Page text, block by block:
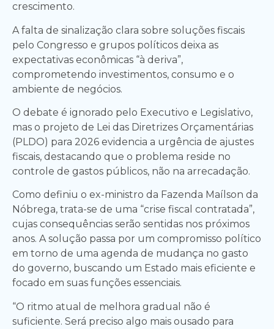
crescimento.
A falta de sinalização clara sobre soluções fiscais
pelo Congresso e grupos políticos deixa as
expectativas econômicas “à deriva”,
comprometendo investimentos, consumo e o
ambiente de negócios.
O debate é ignorado pelo Executivo e Legislativo,
mas o projeto de Lei das Diretrizes Orçamentárias
(PLDO) para 2026 evidencia a urgência de ajustes
fiscais, destacando que o problema reside no
controle de gastos públicos, não na arrecadação.
Como definiu o ex-ministro da Fazenda Maílson da
Nóbrega, trata-se de uma “crise fiscal contratada”,
cujas consequências serão sentidas nos próximos
anos. A solução passa por um compromisso político
em torno de uma agenda de mudança no gasto
do governo, buscando um Estado mais eficiente e
focado em suas funções essenciais.
“O ritmo atual de melhora gradual não é
suficiente. Será preciso algo mais ousado para